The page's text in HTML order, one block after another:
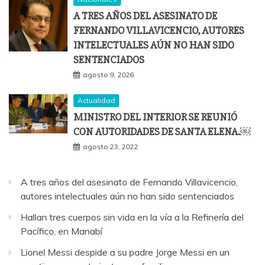
A TRES AÑOS DEL ASESINATO DE
FERNANDO VILLAVICENCIO, AUTORES
INTELECTUALES AÚN NO HAN SIDO
SENTENCIADOS
agosto 9, 2026
Actualidad
MINISTRO DEL INTERIOR SE REUNIÓ
CON AUTORIDADES DE SANTA ELENA.￼
agosto 23, 2022
A tres años del asesinato de Fernando Villavicencio,
autores intelectuales aún no han sido sentenciados
Hallan tres cuerpos sin vida en la vía a la Refinería del
Pacífico, en Manabí
Lionel Messi despide a su padre Jorge Messi en un